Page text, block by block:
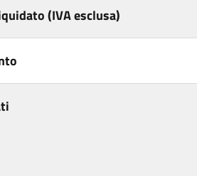
(IVA esclusa)